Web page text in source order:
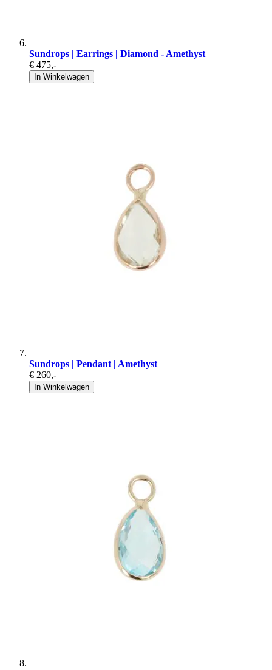
Sundrops | Earrings | Diamond - Amethyst
€ 475,-
In Winkelwagen
Sundrops | Pendant | Amethyst
€ 260,-
In Winkelwagen